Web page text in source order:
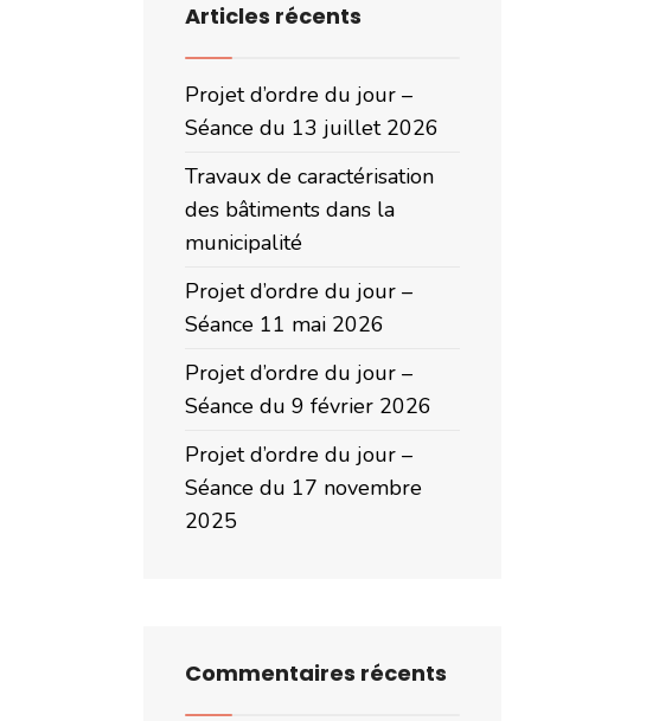
Articles récents
Projet d’ordre du jour –
Séance du 13 juillet 2026
Travaux de caractérisation
des bâtiments dans la
municipalité
Projet d’ordre du jour –
Séance 11 mai 2026
Projet d’ordre du jour –
Séance du 9 février 2026
Projet d’ordre du jour –
Séance du 17 novembre
2025
Commentaires récents